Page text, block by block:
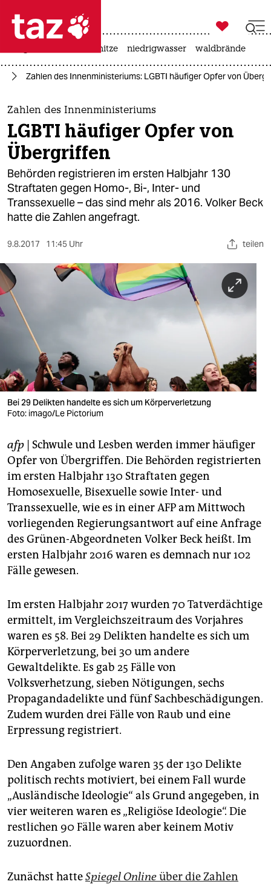
 taz zahl ich
taz zahl ich
themen
politik
öko
gesellschaft
kultur
sport
berlin
nord
wahrheit
verlag
verlag
veranstaltungen
fragen & hilfe
unterstützen
abo
genossenschaft
epaper login

taz zahl ich
hitze niedrigwasser waldbrände
Zahlen des Innenministeriums: LGBTI häufiger Opfer von
Zahlen des Innenministeriums
LGBTI häufiger Opfer von
Übergriffen
Behörden registrieren im ersten Halbjahr 130
Straftaten gegen Homo-, Bi-, Inter- und
Transsexuelle – das sind mehr als 2016. Volker Beck
hatte die Zahlen angefragt.
9.8.2017 11:45 Uhr teilen
Bei 29 Delikten handelte es sich um Körperverletzung
Foto: imago/Le Pictorium
afp | Schwule und Lesben werden immer häufiger
Opfer von Übergriffen. Die Behörden registrierten
im ersten Halbjahr 130 Straftaten gegen
Homosexuelle, Bisexuelle sowie Inter- und
Transsexuelle, wie es in einer AFP am Mittwoch
vorliegenden Regierungsantwort auf eine Anfrage
des Grünen-Abgeordneten Volker Beck heißt. Im
ersten Halbjahr 2016 waren es demnach nur 102
Fälle gewesen.
Im ersten Halbjahr 2017 wurden 70 Tatverdächtige
ermittelt, im Vergleichszeitraum des Vorjahres
waren es 58. Bei 29 Delikten handelte es sich um
Körperverletzung, bei 30 um andere
Gewaltdelikte. Es gab 25 Fälle von
Volksverhetzung, sieben Nötigungen, sechs
Propagandadelikte und fünf Sachbeschädigungen.
Zudem wurden drei Fälle von Raub und eine
Erpressung registriert.
Den Angaben zufolge waren 35 der 130 Delikte
politisch rechts motiviert, bei einem Fall wurde
„Ausländische Ideologie“ als Grund angegeben, in
vier weiteren waren es „Religiöse Ideologie“. Die
restlichen 90 Fälle waren aber keinem Motiv
zuzuordnen.
Zunächst hatteSpiegel Onlineüber die Zahlen